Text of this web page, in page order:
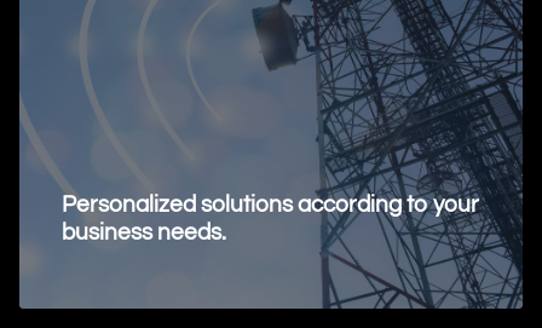
Personalized solutions according to your
business needs.Request Information